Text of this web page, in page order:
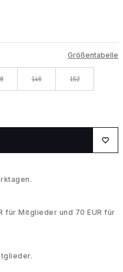
Größentabelle
146 152
für Mitglieder und 70 EUR für